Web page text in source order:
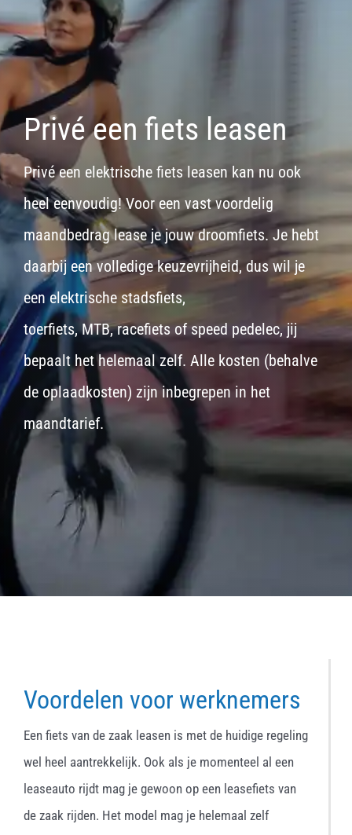
Privé een fiets leasen
Privé een elektrische fiets leasen kan nu ook
heel eenvoudig! Voor een vast voordelig
maandbedrag lease je jouw droomfiets. Je hebt
daarbij een volledige keuzevrijheid, dus wil je
eenelektrische stadsfiets,
toerfiets,MTB,racefietsof speed pedelec, jij
bepaalt het helemaal zelf. Alle kosten (behalve
de oplaadkosten) zijn inbegrepen in het
maandtarief.
Voordelen voor werknemers
Een fiets van de zaak leasen is met de huidige regeling
wel heel aantrekkelijk. Ook als je momenteel al een
leaseauto rijdt mag je gewoon op een leasefiets van
de zaak rijden. Het model mag je helemaal zelf